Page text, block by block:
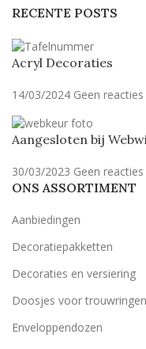
RECENTE POSTS
Acryl Decoraties
14/03/2024 Geen reacties
Aangesloten bij
30/03/2023 Geen reacties
ONS ASSORTIMENT
Aanbiedingen
Decoratiepakketten
Decoraties en versiering
Doosjes voor trouwringen
Enveloppendozen